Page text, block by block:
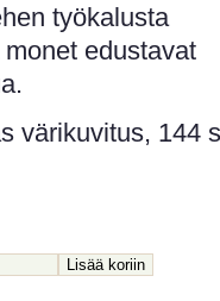
työkalusta
edustavat
värikuvitus, 144